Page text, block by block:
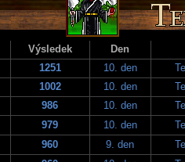
Výsledek
Den
1251 10. den
1002 10. den
986 10. den
979 10. den
960 9. den